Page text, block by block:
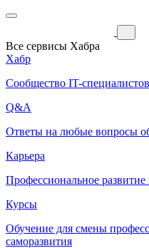
Все сервисы Хабра
Хабр
Сообщество IT-специалистов
Q&A
Ответы на любые вопросы
Карьера
Профессиональное
Курсы
Обучение для смены
саморазвития